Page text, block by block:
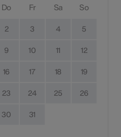
Do Fr Sa So
2 3 4 5
9 10 11 12
16 17 18 19
23 24 25 26
30 31